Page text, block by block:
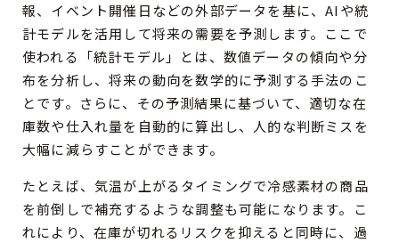
報、イベント開催日などの外部データを基に、AIや統
計モデルを活用して将来の需要を予測します。ここで
使われる「統計モデル」とは、数値データの傾向や分
布を分析し、将来の動向を数学的に予測する手法のこ
とです。さらに、その予測結果に基づいて、適切な在
庫数や仕入れ量を自動的に算出し、人的な判断ミスを
大幅に減らすことができます。
たとえば、気温が上がるタイミングで冷感素材の商品
を前倒しで補充するような調整も可能になります。こ
れにより、在庫が切れるリスクを抑えると同時に、過